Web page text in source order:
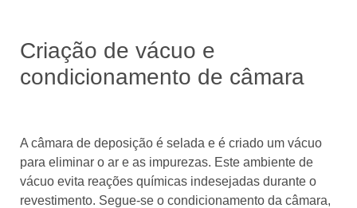
Criação de vácuo e
condicionamento de câmara
A câmara de deposição é selada e é criado um vácuo
para eliminar o ar e as impurezas. Este ambiente de
vácuo evita reações químicas indesejadas durante o
revestimento. Segue-se o condicionamento da câmara,